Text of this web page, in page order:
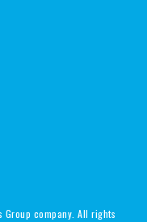
company. All rights